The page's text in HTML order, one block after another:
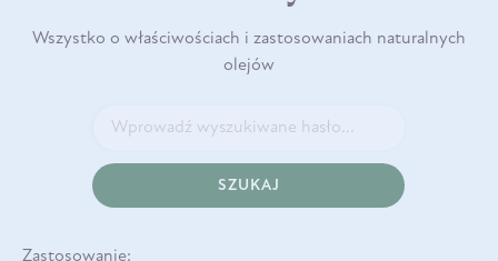
Wszystko o właściwościach i zastosowaniach naturalnych
olejów
SZUKAJ
Zastosowanie: